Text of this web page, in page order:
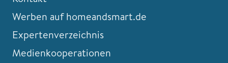
Werben auf homeandsmart.de
Expertenverzeichnis
Medienkooperationen